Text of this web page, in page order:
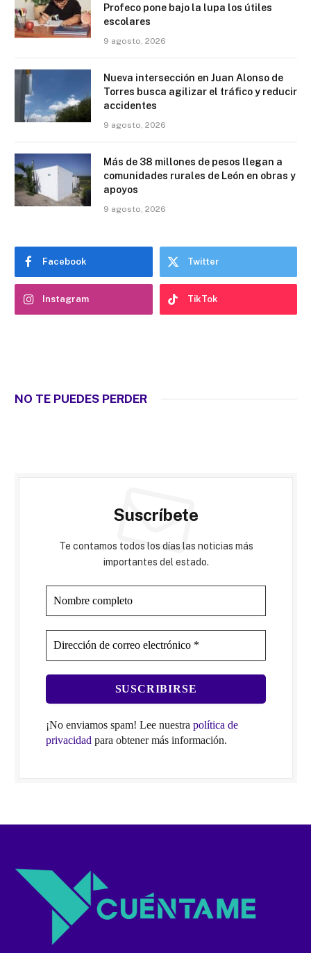
Profeco pone bajo la lupa los útiles
escolares
9 agosto, 2026
Nueva intersección en Juan Alonso de
Torres busca agilizar el tráfico y reducir
accidentes
9 agosto, 2026
Más de 38 millones de pesos llegan a
comunidades rurales de León en obras y
apoyos
9 agosto, 2026
Facebook Twitter
Instagram TikTok
NO TE PUEDES PERDER
Suscríbete
Te contamos todos los días las noticias más
importantes del estado.
¡No enviamos spam! Lee nuestra política de
privacidadpara obtener más información.